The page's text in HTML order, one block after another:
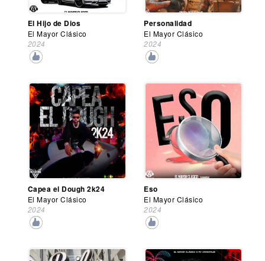
El Hijo de Dios
El Mayor Clásico
2024
Personalidad
El Mayor Clásico
2024
Capea el Dough 2k24
El Mayor Clásico
2024
Eso
El Mayor Clásico
2024